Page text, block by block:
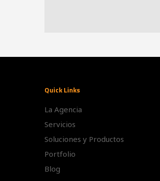
Quick Links
La Agencia
Servicios
Soluciones y Productos
Portfolio
Blog